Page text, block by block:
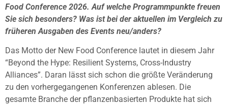
Food Conference 2026. Auf welche Programmpunkte freuen
Sie sich besonders? Was ist bei der aktuellen im Vergleich zu
früheren Ausgaben des Events neu/anders?
Das Motto der New Food Conference lautet in diesem Jahr
“Beyond the Hype: Resilient Systems, Cross-Industry
Alliances”. Daran lässt sich schon die größte Veränderung
zu den vorhergegangenen Konferenzen ablesen. Die
gesamte Branche der pflanzenbasierten Produkte hat sich